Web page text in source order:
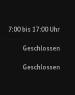
7:00 bis 17:00 Uhr
Geschlossen
Geschlossen